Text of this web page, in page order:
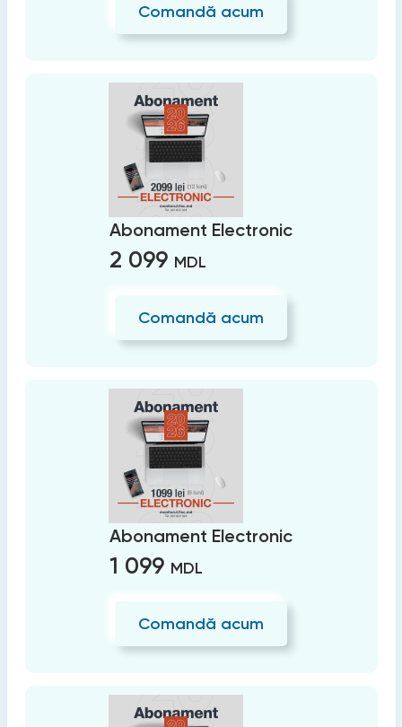
Comandă acum
Abonament Electronic
2 099 MDL
Comandă acum
Abonament Electronic
1 099 MDL
Comandă acum